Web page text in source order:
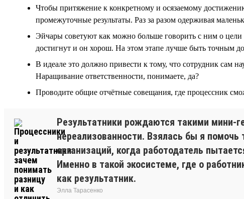
Чтобы притяжение к конкретному и осязаемому
промежуточные результаты. Раз за разом одерживая
Эйчары советуют как можно больше говорить с ним о цели
достигнут и он хорош. На этом этапе лучше быть точным
В идеале это должно привести к тому, что сотрудник сам
Наращивание ответственности, понимаете, да?
Проводите общие отчётные совещания, где процессник
Результатники рождаются такими мини-
нереализованности. Взялась бы я
организаций, когда работодатель
Именно в такой экосистеме, где о
как результатник.
Элла Тарасенко